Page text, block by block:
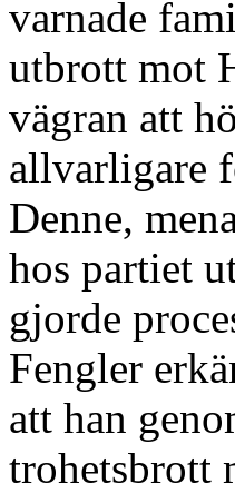
varnade
utbrott mot
vägran att
allvarligare
Denne,
hos partiet
gjorde
Fengler
att han
trohetsbrott